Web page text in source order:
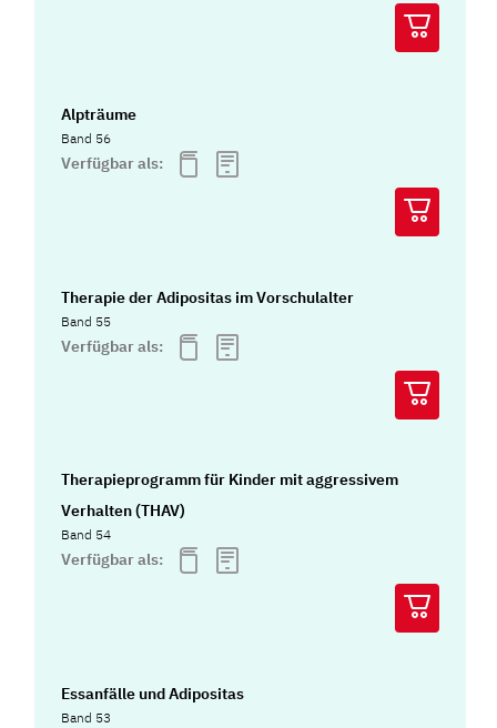
Alpträume
Band 56
Verfügbar als:
Therapie der Adipositas im Vorschulalter
Band 55
Verfügbar als:
Therapieprogramm für Kinder mit aggressivem
Verhalten (THAV)
Band 54
Verfügbar als:
Essanfälle und Adipositas
Band 53